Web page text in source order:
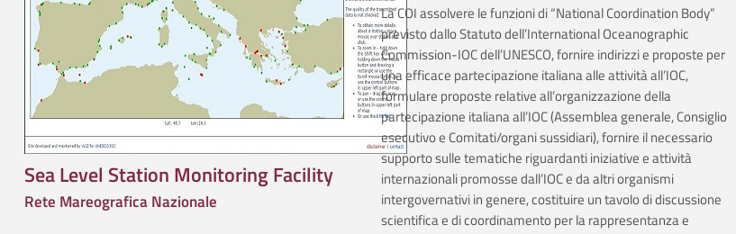
Sea Level Station Monitoring Facility
Rete Mareografica Nazionale
La COI assolvere le funzioni di “National Coordination Body”
previsto dallo Statuto dell’International Oceanographic
Commission-IOC dell’UNESCO, fornire indirizzi e proposte per
una efficace partecipazione italiana alle attività all’IOC,
formulare proposte relative all’organizzazione della
partecipazione italiana all’IOC (Assemblea generale, Consiglio
esecutivo e Comitati/organi sussidiari), fornire il necessario
supporto sulle tematiche riguardanti iniziative e attività
internazionali promosse dall’IOC e da altri organismi
intergovernativi in genere, costituire un tavolo di discussione
scientifica e di coordinamento per la rappresentanza e